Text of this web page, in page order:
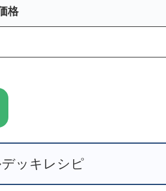
格
ッキレシピ